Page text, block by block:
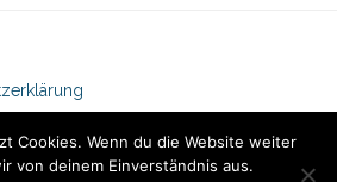
Cookies. Wenn du die Website weiter
von deinem Einverständnis aus.